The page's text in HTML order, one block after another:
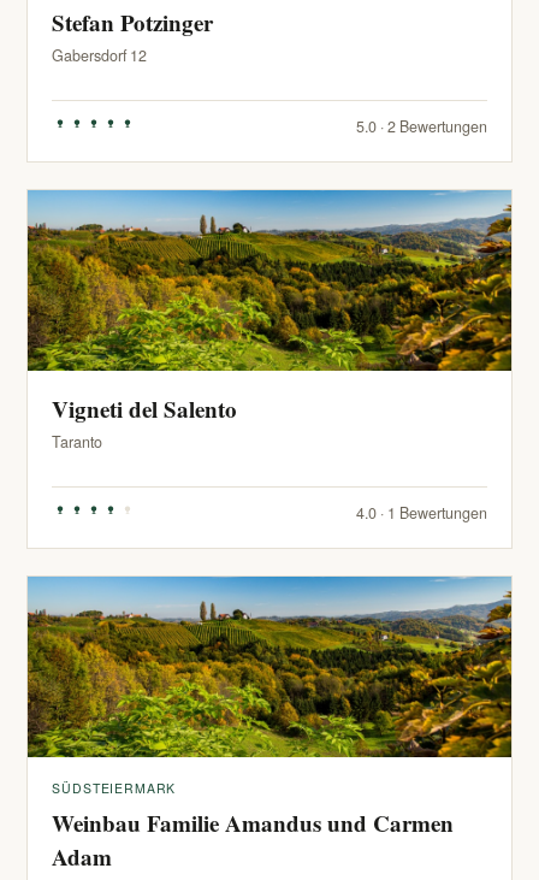
Stefan Potzinger
Gabersdorf 12
5.0 · 2 Bewertungen
Vigneti del Salento
Taranto
4.0 · 1 Bewertungen
SÜDSTEIERMARK
Weinbau Familie Amandus und Carmen
Adam